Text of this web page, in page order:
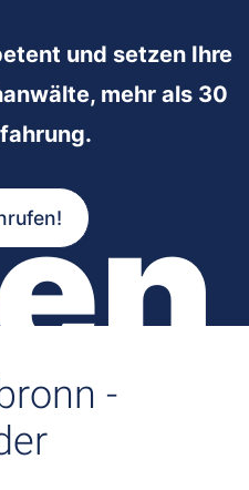
und setzen Ihre
mehr als 30
-